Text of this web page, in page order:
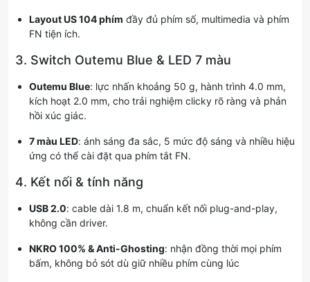
Layout US 104 phím đầy đủ phím số, multimedia và phím
FN tiện ích.
3. Switch Outemu Blue & LED 7 màu
Outemu Blue: lực nhấn khoảng 50 g, hành trình 4.0 mm,
kích hoạt 2.0 mm, cho trải nghiệm clicky rõ ràng và phản
hồi xúc giác.
7 màu LED: ánh sáng đa sắc, 5 mức độ sáng và nhiều hiệu
ứng có thể cài đặt qua phím tắt FN.
4. Kết nối & tính năng
USB 2.0: cable dài 1.8 m, chuẩn kết nối plug-and-play,
không cần driver.
NKRO 100% & Anti-Ghosting: nhận đồng thời mọi phím
bấm, không bỏ sót dù giữ nhiều phím cùng lúc